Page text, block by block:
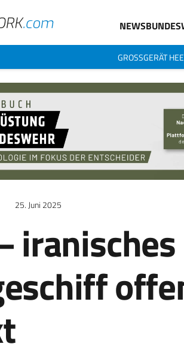
NEWS
GROSSGERÄT
25. Juni 2025
iranisches